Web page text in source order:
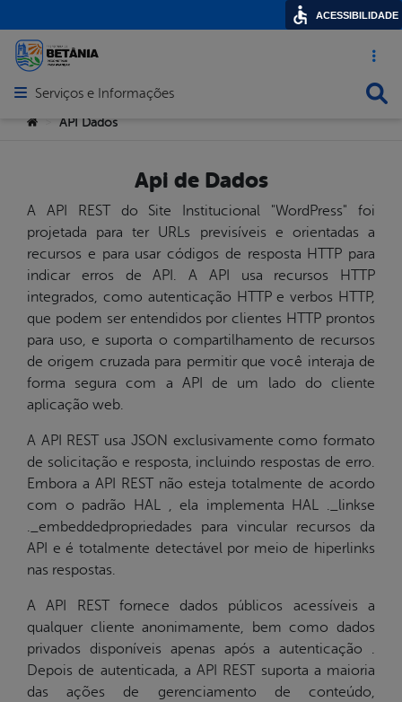
Acesso
Abrir menu principal de navegação
Serviços e Informações
Você está aqui:
API Dados
Api de Dados
A API REST do Site Institucional "WordPress" foi
projetada para ter URLs previsíveis e orientadas a
recursos e para usar códigos de resposta HTTP para
indicar erros de API. A API usa recursos HTTP
integrados, como autenticação HTTP e verbos HTTP,
que podem ser entendidos por clientes HTTP prontos
para uso, e suporta o compartilhamento de recursos
de origem cruzada para permitir que você interaja de
forma segura com a API de um lado do cliente
aplicação web.
A API REST usa JSON exclusivamente como formato
de solicitação e resposta, incluindo respostas de erro.
Embora a API REST não esteja totalmente de acordo
com o padrão HAL , ela implementa HAL ._linkse
._embeddedpropriedades para vincular recursos da
API e é totalmente detectável por meio de hiperlinks
nas respostas.
A API REST fornece dados públicos acessíveis a
qualquer cliente anonimamente, bem como dados
privados disponíveis apenas após a autenticação .
Depois de autenticada, a API REST suporta a maioria
das ações de gerenciamento de conteúdo,
ACESSIBILIDADE